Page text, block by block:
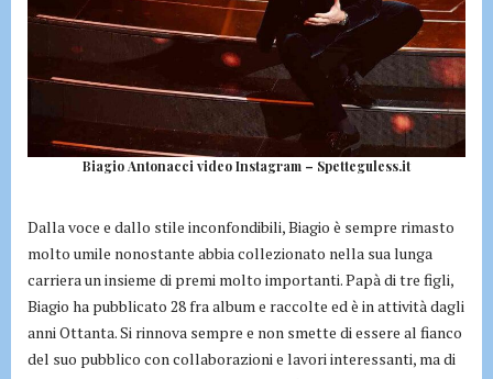
Biagio Antonacci video Instagram – Spetteguless.it
Dalla voce e dallo stile inconfondibili, Biagio è sempre rimasto
molto umile nonostante abbia collezionato nella sua lunga
carriera un insieme di premi molto importanti. Papà di tre figli,
Biagio ha pubblicato 28 fra album e raccolte ed è in attività dagli
anni Ottanta. Si rinnova sempre e non smette di essere al fianco
del suo pubblico con collaborazioni e lavori interessanti, ma di